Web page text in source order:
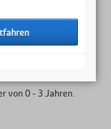
von 0 - 3 Jahren.